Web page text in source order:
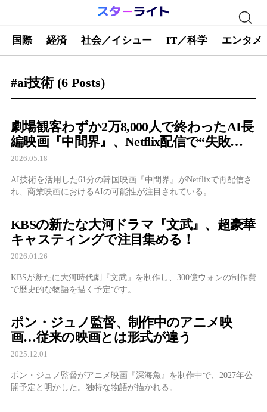
国際 経済 社会／イシュー IT／科学 エンタメ
#ai技術 (6 Posts)
劇場観客わずか2万8,000人で終わったAI長
編映画『中間界』、Netflix配信で“失敗
作”から再評価なるか
2026.05.18
AI技術を活用した61分の韓国映画『中間界』がNetflixで再配信さ
れ、商業映画におけるAIの可能性が注目されている。
KBSの新たな大河ドラマ『文武』、超豪華
キャスティングで注目集める！
2026.01.26
KBSが新たに大河時代劇『文武』を制作し、300億ウォンの制作費
で歴史的な物語を描く予定です。
ポン・ジュノ監督、制作中のアニメ映
画…従来の映画とは形式が違う
2025.12.01
ポン・ジュノ監督がアニメ映画『深海魚』を制作中で、2027年公
開予定と明かした。独特な物語が描かれる。